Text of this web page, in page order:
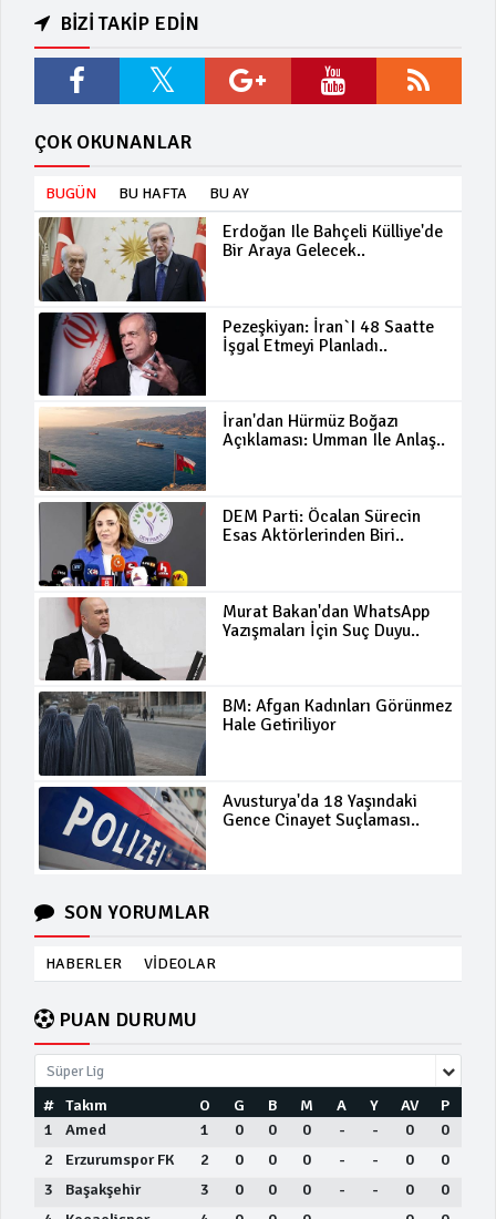
BİZİ TAKİP EDİN
ÇOK OKUNANLAR
BUGÜN BU HAFTA BU AY
Erdoğan Ile Bahçeli Külliye'de
Bir Araya Gelecek..
Pezeşkiyan: İran`ı 48 Saatte
İşgal Etmeyi Planladı..
İran'dan Hürmüz Boğazı
Açıklaması: Umman Ile Anlaş..
DEM Parti: Öcalan Sürecin
Esas Aktörlerinden Biri..
Murat Bakan'dan WhatsApp
Yazışmaları İçin Suç Duyu..
BM: Afgan Kadınları Görünmez
Hale Getiriliyor
Avusturya'da 18 Yaşındaki
Gence Cinayet Suçlaması..
SON YORUMLAR
HABERLER VİDEOLAR
PUAN DURUMU
Süper Lig
# Takım O G B M A Y AV
P
1
Amed 1 0 0 0 - - 0
0
2
Erzurumspor FK 2 0 0 0 - - 0
0
3
Başakşehir 3 0 0 0 - - 0
0